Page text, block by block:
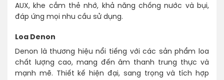
AUX, khe cắm thẻ nhớ, khả năng chống nước và bụi,
đáp ứng mọi nhu cầu sử dụng.
Loa Denon
Denon là thương hiệu nổi tiếng với các sản phẩm loa
chất lượng cao, mang đến âm thanh trung thực và
mạnh mẽ. Thiết kế hiện đại, sang trọng và tích hợp